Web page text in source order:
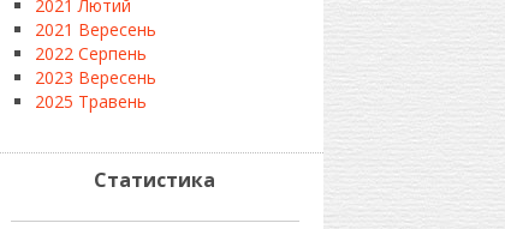
2021 Лютий
2021 Вересень
2022 Серпень
2023 Вересень
2025 Травень
Статистика